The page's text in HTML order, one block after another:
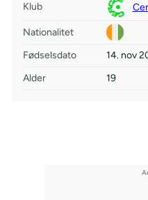
Klub
Nationalitet
Fødselsdato
14. nov
Alder
19